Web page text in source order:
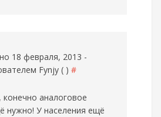
18 февраля, 2013 -
Fynjy ( ) #
, конечно аналоговое
нужно! У населения ещё